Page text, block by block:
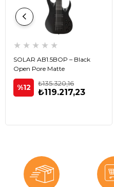
★ ★ ★ ★ ★
SOLAR AB1.5BOP – Black
Open Pore Matte
%12 ₺119.217,23
₺135.320,16